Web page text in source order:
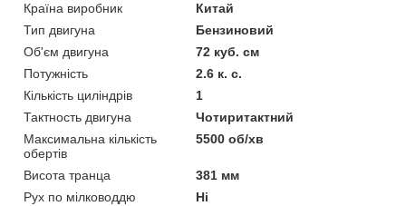
Країна виробник
Китай
Тип двигуна
Бензиновий
Об'єм двигуна
72 куб. см
Потужність
2.6 к. с.
Кількість циліндрів
1
Тактность двигуна
Чотиритактний
Максимальна кількість
обертів
5500 об/хв
Висота транца
381 мм
Рух по мілководдю
Ні